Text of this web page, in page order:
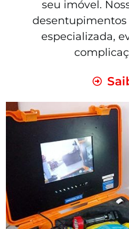
seu imóvel.
desentupimentos
especializada,